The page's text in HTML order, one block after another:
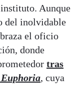
Aunque
del inolvidable
el oficio
donde
tras
Euphoria, cuya